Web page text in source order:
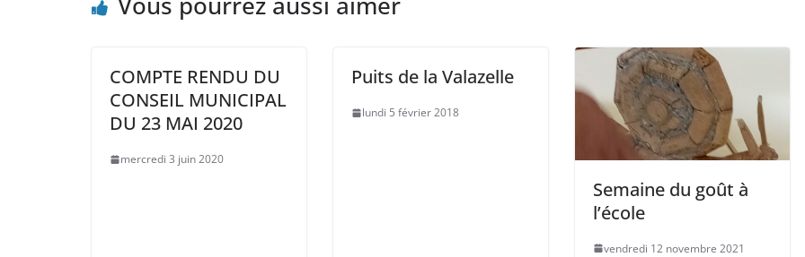
COMPTE RENDU DU
CONSEIL MUNICIPAL
DU 23 MAI 2020
mercredi 3 juin 2020
Puits de la Valazelle
lundi 5 février 2018
Semaine du goût à
l’école
vendredi 12 novembre 2021